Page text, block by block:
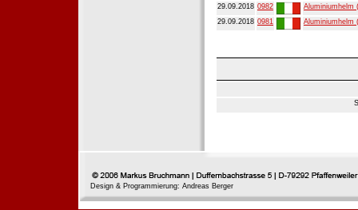
29.09.2018 0982
Aluminiumhelm
29.09.2018 0981 Aluminiumhelm
Design & Programmierung: Andreas Berger